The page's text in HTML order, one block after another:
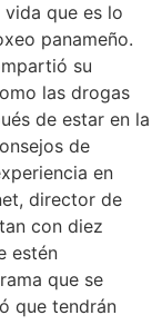
que es lo
panameño.
su
las drogas
de estar en la
de
en
director de
con diez
estén
que se
que tendrán